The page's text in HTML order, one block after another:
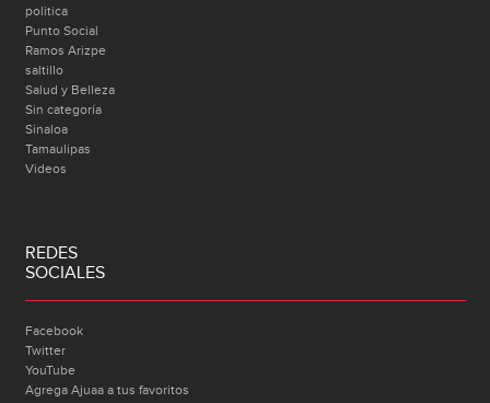
politica
Punto Social
Ramos Arizpe
saltillo
Salud y Belleza
Sin categoría
Sinaloa
Tamaulipas
Videos
REDES
SOCIALES
Facebook
Twitter
YouTube
Agrega Ajuaa a tus favoritos